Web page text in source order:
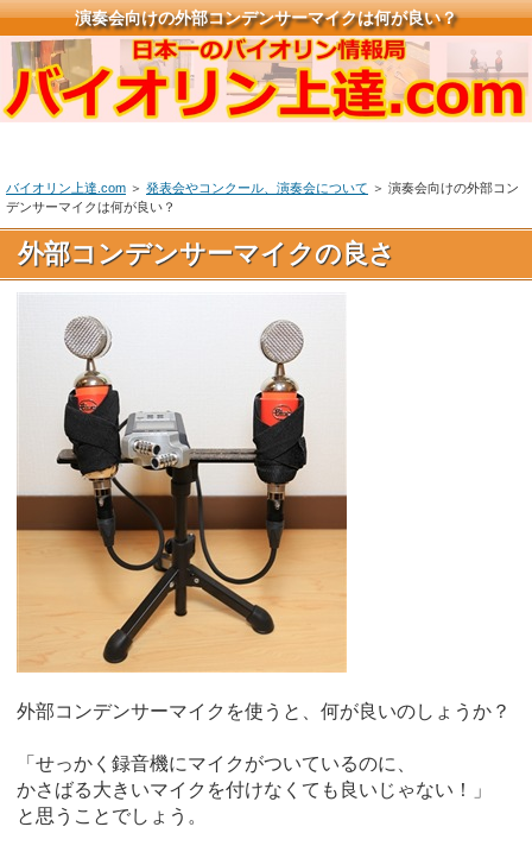
演奏会向けの外部コンデンサーマイクは何が良い？
バイオリン上達.com ＞ 発表会やコンクール、演奏会について ＞ 演奏会向けの外部コン
デンサーマイクは何が良い？
外部コンデンサーマイクの良さ
外部コンデンサーマイクを使うと、何が良いのしょうか？
「せっかく録音機にマイクがついているのに、
かさばる大きいマイクを付けなくても良いじゃない！」
と思うことでしょう。